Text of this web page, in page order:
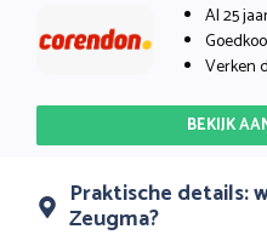
Al 25
Verken
BEKIJK
Praktische details:
Zeugma?